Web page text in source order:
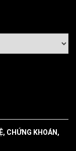
CHỨNG KHOÁN,